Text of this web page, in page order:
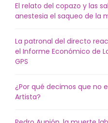
El relato del copazo y las
anestesia el saqueo de la
La patronal del directo
el Informe Económico de
GPS
¿Por qué decimos que no
Artista?